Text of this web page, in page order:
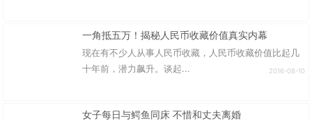
一角抵五万！揭秘人民币收藏价值真实内幕
现在有不少人从事人民币收藏，人民币收藏价值比起几
十年前，潜力飙升。谈起...
2016-08-10
女子每日与鳄鱼同床 不惜和丈夫离婚